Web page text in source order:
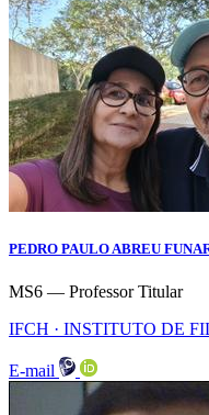
PEDRO PAULO ABREU
MS6 — Professor Titular
IFCH · INSTITUTO DE
E-mail